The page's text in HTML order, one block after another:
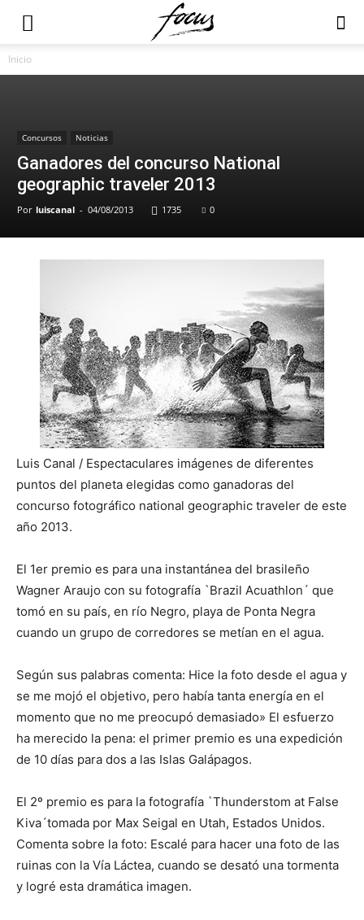
Inicio
Concursos Noticias
Ganadores del concurso National
geographic traveler 2013
Por luiscanal - 04/08/2013 1735 0
Luis Canal / Espectaculares imágenes de diferentes
puntos del planeta elegidas como ganadoras del
concurso fotográfico national geographic traveler de este
año 2013.
El 1er premio es para una instantánea del brasileño
Wagner Araujo con su fotografía `Brazil Acuathlon´ que
tomó en su país, en río Negro, playa de Ponta Negra
cuando un grupo de corredores se metían en el agua.
Según sus palabras comenta: Hice la foto desde el agua y
se me mojó el objetivo, pero había tanta energía en el
momento que no me preocupó demasiado» El esfuerzo
ha merecido la pena: el primer premio es una expedición
de 10 días para dos a las Islas Galápagos.
El 2º premio es para la fotografía `Thunderstom at False
Kiva´tomada por Max Seigal en Utah, Estados Unidos.
Comenta sobre la foto: Escalé para hacer una foto de las
ruinas con la Vía Láctea, cuando se desató una tormenta
y logré esta dramática imagen.